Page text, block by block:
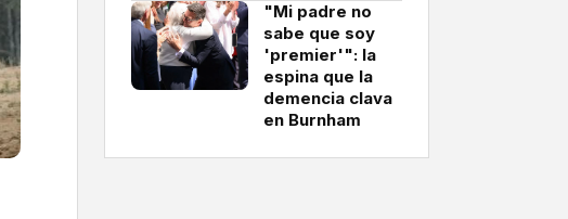
"Mi padre no
sabe que soy
'premier'": la
espina que la
demencia clava
en Burnham